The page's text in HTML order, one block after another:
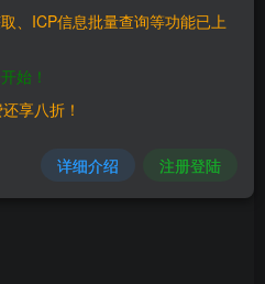
志蒙开发的一套开源的
global.func.php文件存在
、ICP信息批量查询等功能已上
始！
享八折！
详细介绍 注册登陆